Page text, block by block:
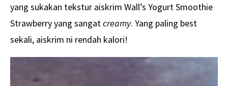
yang sukakan tekstur aiskrim Wall’s Yogurt Smoothie
Strawberry yang sangatcreamy. Yang paling best
sekali, aiskrim ni rendah kalori!